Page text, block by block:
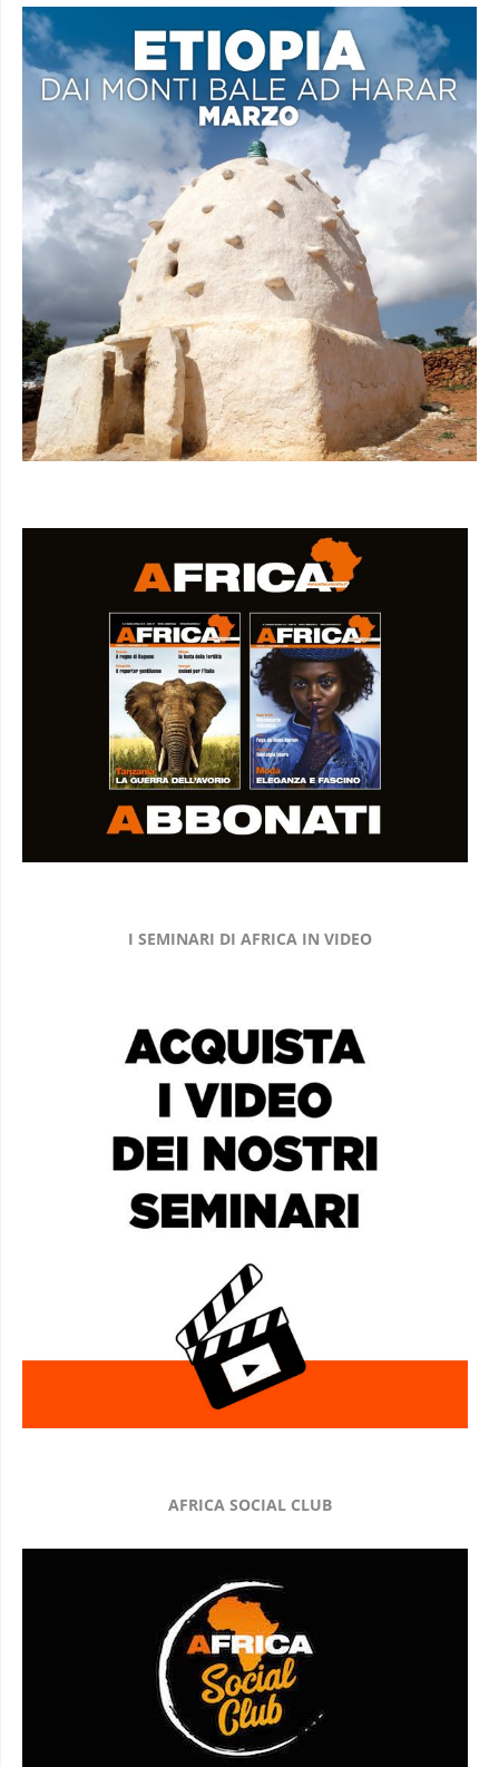
I SEMINARI DI AFRICA IN VIDEO
AFRICA SOCIAL CLUB